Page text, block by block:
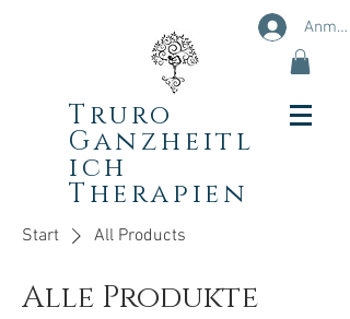
Truro
Ganzheitl
ich
Therapien
Start All Products
Alle Produkte